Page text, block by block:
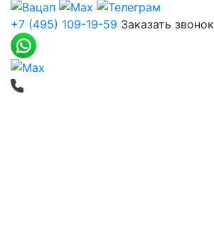
+7 (495) 109-19-59 Заказать звонок